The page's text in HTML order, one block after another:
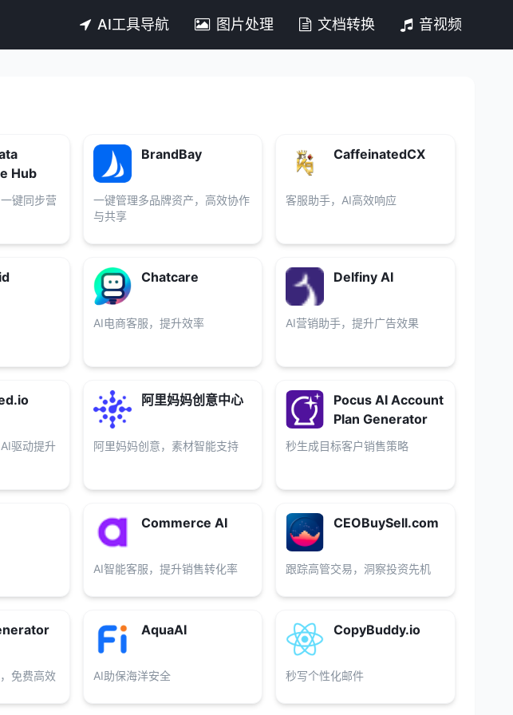
AI工具导航 图片处理 文档转换 音视频
Hub
键同步营
BrandBay
一键管理多品牌资产，高效协作
与共享
CaffeinatedCX
客服助手，AI高效响应
Chatcare
AI电商客服，提升效率
Delfiny AI
AI营销助手，提升广告效果
驱动提升
阿里妈妈创意中心
阿里妈妈创意，素材智能支持
Pocus AI Account
Plan Generator
秒生成目标客户销售策略
Commerce AI
AI智能客服，提升销售转化率
CEOBuySell.com
跟踪高管交易，洞察投资先机
免费高效
AquaAI
AI助保海洋安全
CopyBuddy.io
秒写个性化邮件